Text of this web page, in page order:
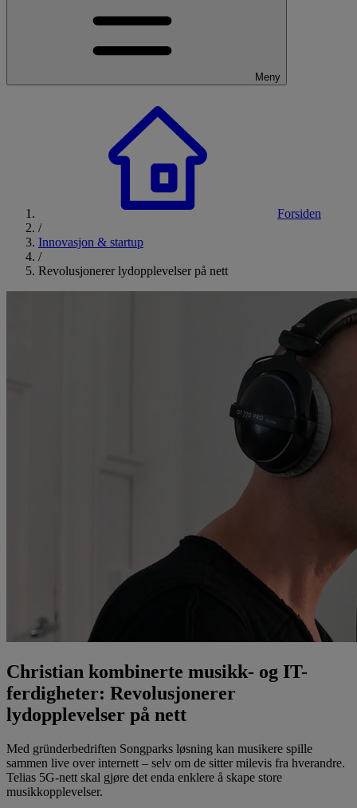
Meny
Forsiden
/
Innovasjon & startup
/
Revolusjonerer lydopplevelser på nett
Christian kombinerte musikk- og IT-
ferdigheter: Revolusjonerer
lydopplevelser på nett
Med gründerbedriften Songparks løsning kan musikere spille
sammen live over internett – selv om de sitter milevis fra hverandre.
Telias 5G-nett skal gjøre det enda enklere å skape store
musikkopplevelser.